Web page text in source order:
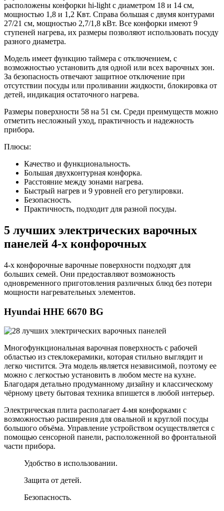
расположены конфорки hi-light с диаметром 18 и 14 см,
мощностью 1,8 и 1,2 Квт. Справа большая с двумя контурами
27/21 см, мощностью 2,7/1,8 кВт. Все конфорки имеют 9
ступеней нагрева, их размеры позволяют использовать посуду
разного диаметра.
Модель имеет функцию таймера с отключением, с
возможностью установить для одной или всех варочных зон.
За безопасность отвечают защитное отключение при
отсутствии посуды или проливании жидкости, блокировка от
детей, индикация остаточного нагрева.
Размеры поверхности 58 на 51 см. Среди преимуществ можно
отметить несложный уход, практичность и надежность
прибора.
Плюсы:
Качество и функциональность.
Большая двухконтурная конфорка.
Расстояние между зонами нагрева.
Быстрый нагрев и 9 уровней его регулировки.
Безопасность.
Практичность, подходит для разной посуды.
5 лучших электрических варочных
панелей 4-х конфорочных
4-х конфорочные варочные поверхности подходят для
больших семей. Они предоставляют возможность
одновременного приготовления различных блюд без потери
мощности нагревательных элементов.
Hyundai HHE 6670 BG
Многофункциональная варочная поверхность с рабочей
областью из стеклокерамики, которая стильно выглядит и
легко чистится. Эта модель является независимой, поэтому ее
можно с легкостью установить в любом месте на кухне.
Благодаря детально продуманному дизайну и классическому
чёрному цвету бытовая техника впишется в любой интерьер.
Электрическая плита располагает 4-мя конфорками с
возможностью расширения для овальной и круглой посуды
большого объёма. Управление устройством осуществляется с
помощью сенсорной панели, расположенной во фронтальной
части прибора.
Удобство в использовании.
Защита от детей.
Безопасность.